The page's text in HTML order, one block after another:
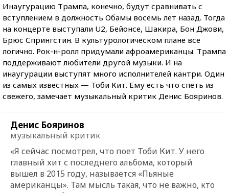
Инаугурацию Трампа, конечно, будут сравнивать с
вступлением в должность Обамы восемь лет назад. Тогда
на концерте выступали U2, Бейонсе, Шакира, Бон Джови,
Брюс Спрингстин. В культурологическом плане все
логично. Рок-н-ролл придумали афроамериканцы. Трампа
поддерживают любители другой музыки. И на
инаугурации выступят много исполнителей кантри. Один
из самых известных — Тоби Кит. Ему есть что спеть из
свежего, замечает музыкальный критик Денис Бояринов.
Денис Бояринов
музыкальный критик
«Я сейчас посмотрел, что поет Тоби Кит. У него
главный хит с последнего альбома, который
вышел в 2015 году, называется «Пьяные
американцы». Там мысль такая, что не важно, кто